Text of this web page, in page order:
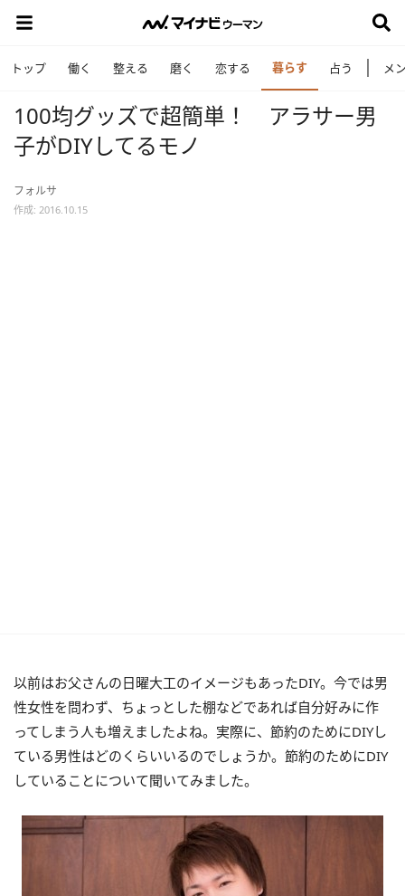
トップ 働く 整える 磨く 恋する 暮らす 占う メ
100均グッズで超簡単！ アラサー男
子がDIYしてるモノ
フォルサ
作成: 2016.10.15
以前はお父さんの日曜大工のイメージもあったDIY。今では男
性女性を問わず、ちょっとした棚などであれば自分好みに作
ってしまう人も増えましたよね。実際に、節約のためにDIYし
ている男性はどのくらいいるのでしょうか。節約のためにDIY
していることについて聞いてみました。